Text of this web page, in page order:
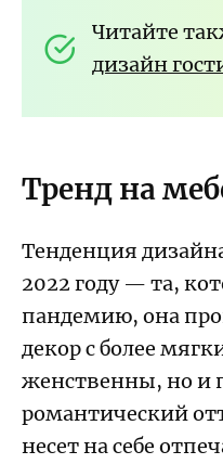
Читайте
дизайн
Тренд на
Тенденция
2022 году — та,
пандемию, она
декор с более
женственны, но
романтический
несет на себе